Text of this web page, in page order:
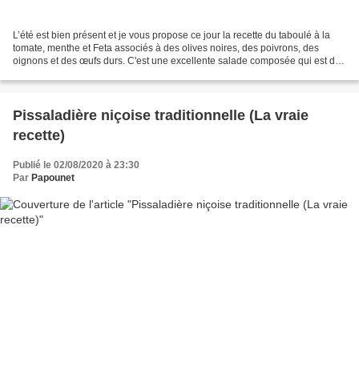
L’été est bien présent et je vous propose ce jour la recette du taboulé à la
tomate, menthe et Feta associés à des olives noires, des poivrons, des
oignons et des œufs durs. C'est une excellente salade composée qui est de
Pissaladière niçoise traditionnelle (La vraie
recette)
Publié le 02/08/2020 à 23:30
Par Papounet